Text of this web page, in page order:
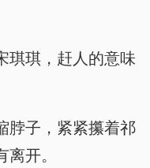
琪琪，赶人的意味
脖子，紧紧攥着祁
开。